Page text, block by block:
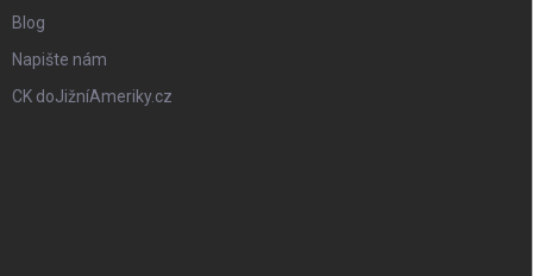
Blog
Napište nám
CK doJižníAmeriky.cz